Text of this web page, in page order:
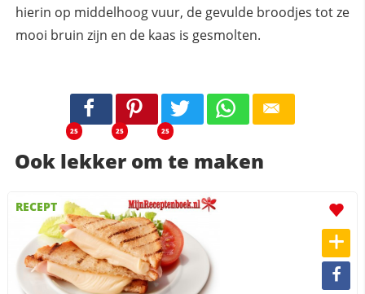
hierin op middelhoog vuur, de gevulde broodjes tot ze
mooi bruin zijn en de kaas is gesmolten.
25 25 25
Ook lekker om te maken
RECEPT